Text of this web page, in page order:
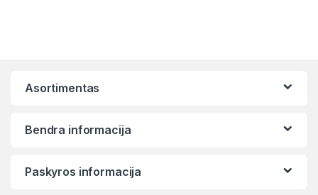
Asortimentas
Bendra informacija
Paskyros informacija